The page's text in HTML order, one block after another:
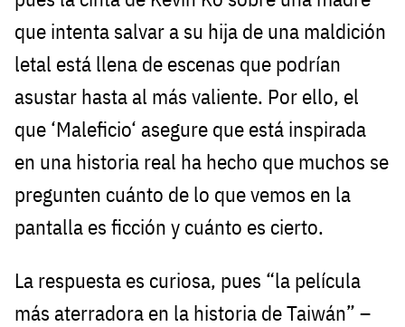
que intenta salvar a su hija de una maldición
letal está llena de escenas que podrían
asustar hasta al más valiente. Por ello, el
que ‘Maleficio‘ asegure que está inspirada
en una historia real ha hecho que muchos se
pregunten cuánto de lo que vemos en la
pantalla es ficción y cuánto es cierto.
La respuesta es curiosa, pues “la película
más aterradora en la historia de Taiwán” –